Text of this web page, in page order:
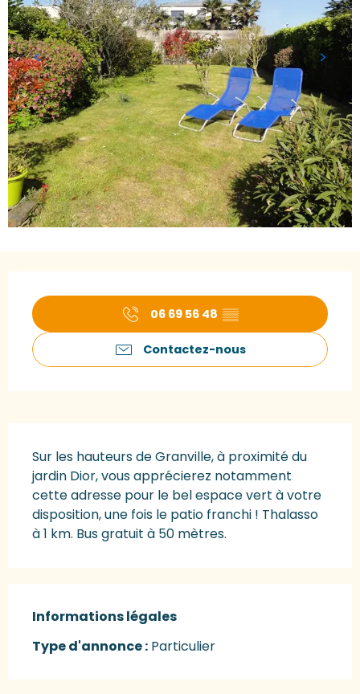
06 69 56 48 ▒▒
Contactez-nous
Sur les hauteurs de Granville, à proximité du
jardin Dior, vous apprécierez notamment
cette adresse pour le bel espace vert à votre
disposition, une fois le patio franchi ! Thalasso
à 1 km. Bus gratuit à 50 mètres.
Informations légales
Informations légales
Type d'annonce : Particulier